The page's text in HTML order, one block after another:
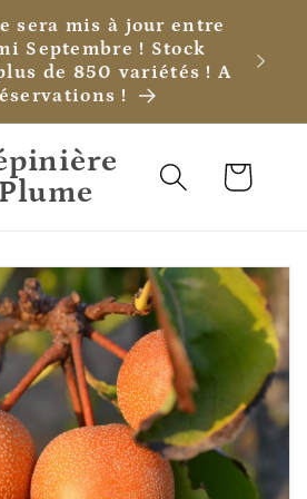
sera mis à jour entre
mi Septembre ! Stock
plus de 850 variétés ! A
réservations !
Plume
Panier